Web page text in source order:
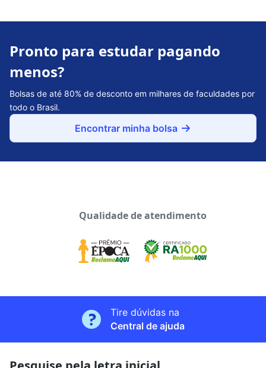
Pronto para estudar pagando
menos?
Bolsas de até 80% de desconto em milhares de faculdades por
todo o Brasil.
Encontrar minha bolsa
Qualidade de atendimento
Tire dúvidas na
Central de ajuda